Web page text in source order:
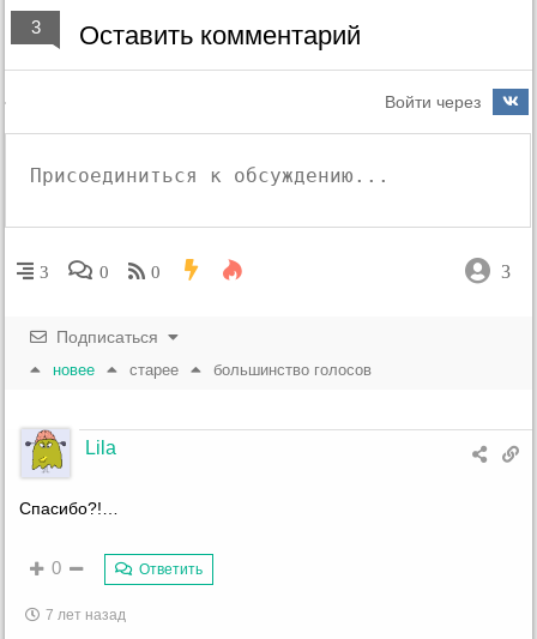
3 Оставить комментарий
Войти через
3 0 0 3
Подписаться
новее старее большинство голосов
Lila
Спасибо?!…
0 Ответить
7 лет назад